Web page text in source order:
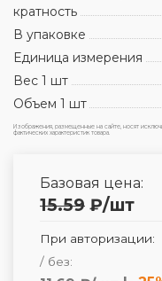
кратность
В упаковке
Единица измерения
Вес 1 шт
Объем 1 шт
Изображения, размещенные на сайте, носят
фактических характеристик товара.
Базовая цена:
15.59 ₽/шт
При авторизации:
/ без: